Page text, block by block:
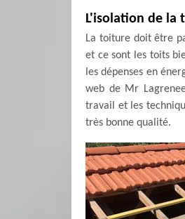
L'isolation de la
La toiture doit être
et ce sont les toits
les dépenses en
web de Mr
travail et les
très bonne qualité.